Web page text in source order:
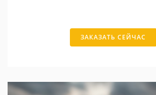
ЗАКАЗАТЬ СЕЙЧАС